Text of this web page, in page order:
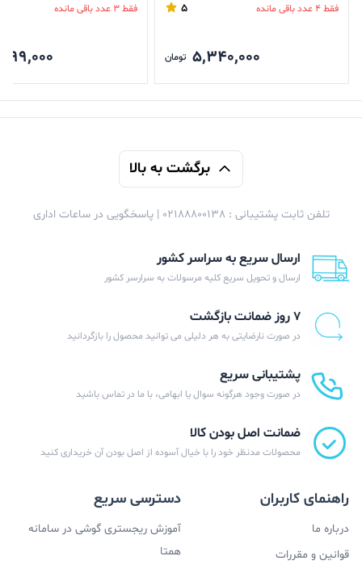
فقط 4 عدد باقی مانده 5
5,340,000 تومان
فقط 3 عدد باقی مانده
برگشت به بالا
تلفن ثابت پشتیبانی : 02188800138 | پاسخگویی در ساعات اداری
ارسال سریع به سراسر کشور
ارسال و تحویل سریع کلیه مرسولات به سرارسر کشور
۷ روز ضمانت بازگشت
در صورت نارضایتی به هر دلیلی می توانید محصول را بازگردانید
پشتیبانی سریع
در صورت وجود هرگونه سوال یا ابهامی، با ما در تماس باشید
ضمانت اصل بودن کالا
محصولات مدنظر خود را با خیال آسوده از اصل بودن آن خریداری کنید
راهنمای کاربران
درباره ما
قوانین و مقررات
دسترسی سریع
آموزش ریجستری گوشی در سامانه
همتا